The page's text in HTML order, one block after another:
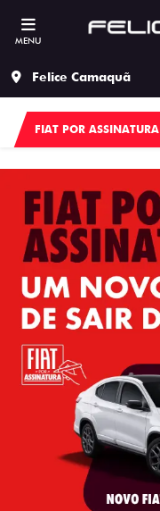
MENU
Felice Camaquã
FIAT POR ASSINATURA